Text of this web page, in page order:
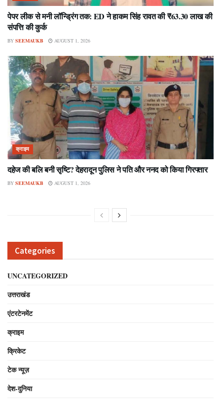
पेपर लीक से मनी लॉन्ड्रिंग तक: ED ने हाकम सिंह रावत की ₹63.30 लाख की
संपत्ति की कुर्क
BY SEEMAUKB AUGUST 1, 2026
क्राइम
दहेज की बलि बनी सृष्टि? देहरादून पुलिस ने पति और ननद को किया गिरफ्तार
BY SEEMAUKB AUGUST 1, 2026
Categories
UNCATEGORIZED
उत्तराखंड
एंटरटेनमेंट
क्राइम
क्रिकेट
टेक न्यूज़
देश-दुनिया